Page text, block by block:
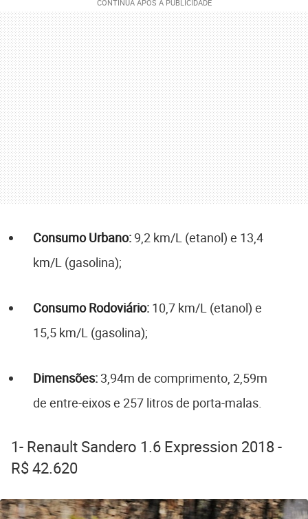
Consumo Urbano: 9,2 km/L (etanol) e 13,4
km/L (gasolina);
Consumo Rodoviário: 10,7 km/L (etanol) e
15,5 km/L (gasolina);
Dimensões: 3,94m de comprimento, 2,59m
de entre-eixos e 257 litros de porta-malas.
1- Renault Sandero 1.6 Expression 2018 -
R$ 42.620